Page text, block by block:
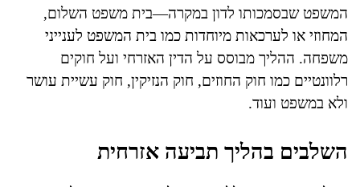
המשפט שבסמכותו לדון במקרה—בית משפט השלום,
המחוזי או לערכאות מיוחדות כמו בית המשפט לענייני
משפחה. ההליך מבוסס על הדין האזרחי ועל חוקים
רלוונטיים כמו חוק החוזים, חוק הנזיקין, חוק עשיית עושר
ולא במשפט ועוד.
השלבים בהליך תביעה אזרחית